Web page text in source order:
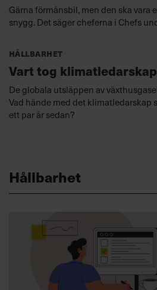
Gärna förmånsbil, men den ska vara
snygg. Det säger cheferna i Chefs
Hållbarhet
Vart tog
De globala utsläppen av
Vad hände med det klimatledarskap
ett par år sedan?
Hållbarhet